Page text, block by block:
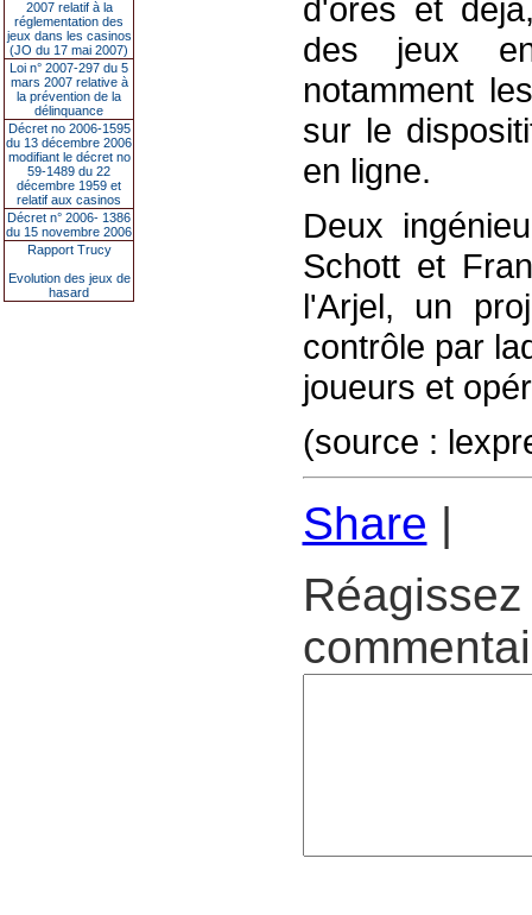
2007 relatif à la
réglementation des
jeux dans les casinos
(JO du 17 mai 2007)
Loi n° 2007-297 du 5
mars 2007 relative à
la prévention de la
délinquance
Décret no 2006-1595
du 13 décembre 2006
modifiant le décret no
59-1489 du 22
décembre 1959 et
relatif aux casinos
Décret n° 2006- 1386
du 15 novembre 2006
Rapport Trucy
Evolution des jeux de
hasard
d'ores et
des jeux
notamment
sur le
en ligne.
Deux
Schott et
l'Arjel, un
contrôle par
joueurs et
(source :
Share |